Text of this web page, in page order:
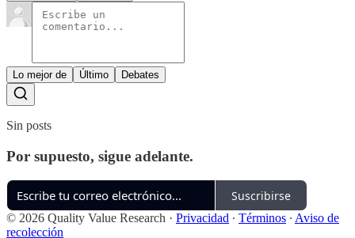
Lo mejor de Último Debates
Sin posts
Por supuesto, sigue adelante.
Suscribirse
© 2026 Quality Value Research · Privacidad ∙ Términos ∙ Aviso de
recolección